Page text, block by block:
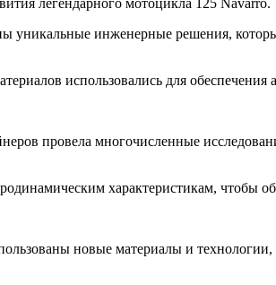
уникальные инженерные решения,
использовались для
провела многочисленные
характеристикам, чтобы
новые материалы и